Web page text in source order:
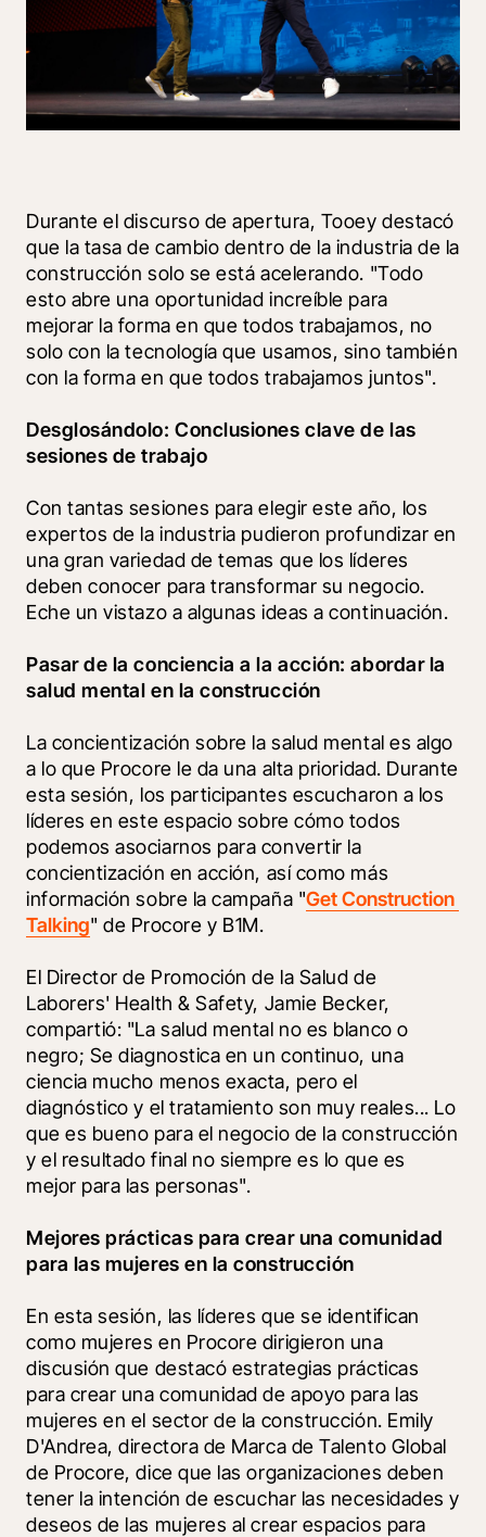
Durante el discurso de apertura, Tooey destacó
que la tasa de cambio dentro de la industria de la
construcción solo se está acelerando. "Todo
esto abre una oportunidad increíble para
mejorar la forma en que todos trabajamos, no
solo con la tecnología que usamos, sino también
con la forma en que todos trabajamos juntos".
Desglosándolo: Conclusiones clave de las
sesiones de trabajo
Con tantas sesiones para elegir este año, los
expertos de la industria pudieron profundizar en
una gran variedad de temas que los líderes
deben conocer para transformar su negocio.
Eche un vistazo a algunas ideas a continuación.
Pasar de la conciencia a la acción: abordar la
salud mental en la construcción
La concientización sobre la salud mental es algo
a lo que Procore le da una alta prioridad. Durante
esta sesión, los participantes escucharon a los
líderes en este espacio sobre cómo todos
podemos asociarnos para convertir la
concientización en acción, así como más
información sobre la campaña "Get Construction
Talking" de Procore y B1M.
El Director de Promoción de la Salud de
Laborers' Health & Safety, Jamie Becker,
compartió: "La salud mental no es blanco o
negro; Se diagnostica en un continuo, una
ciencia mucho menos exacta, pero el
diagnóstico y el tratamiento son muy reales... Lo
que es bueno para el negocio de la construcción
y el resultado final no siempre es lo que es
mejor para las personas".
Mejores prácticas para crear una comunidad
para las mujeres en la construcción
En esta sesión, las líderes que se identifican
como mujeres en Procore dirigieron una
discusión que destacó estrategias prácticas
para crear una comunidad de apoyo para las
mujeres en el sector de la construcción. Emily
D'Andrea, directora de Marca de Talento Global
de Procore, dice que las organizaciones deben
tener la intención de escuchar las necesidades y
deseos de las mujeres al crear espacios para